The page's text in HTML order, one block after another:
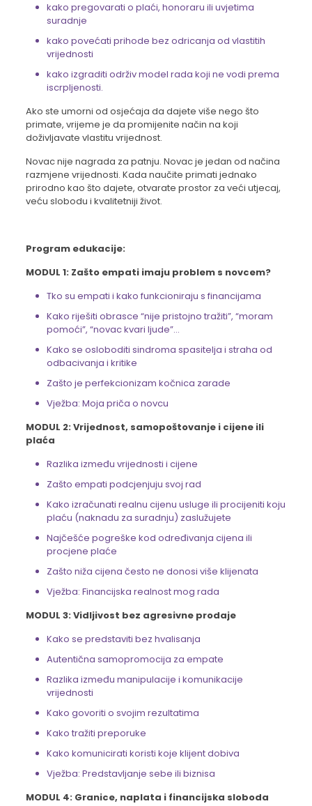
kako pregovarati o plaći, honoraru ili uvjetima
suradnje
kako povećati prihode bez odricanja od vlastitih
vrijednosti
kako izgraditi održiv model rada koji ne vodi prema
iscrpljenosti.
Ako ste umorni od osjećaja da dajete više nego što
primate, vrijeme je da promijenite način na koji
doživljavate vlastitu vrijednost.
Novac nije nagrada za patnju. Novac je jedan od načina
razmjene vrijednosti. Kada naučite primati jednako
prirodno kao što dajete, otvarate prostor za veći utjecaj,
veću slobodu i kvalitetniji život.
Program edukacije:
MODUL 1: Zašto empati imaju problem s novcem?
Tko su empati i kako funkcioniraju s financijama
Kako riješiti obrasce “nije pristojno tražiti”, “moram
pomoći”, “novac kvari ljude”…
Kako se osloboditi sindroma spasitelja i straha od
odbacivanja i kritike
Zašto je perfekcionizam kočnica zarade
Vježba: Moja priča o novcu
MODUL 2: Vrijednost, samopoštovanje i cijene ili
plaća
Razlika između vrijednosti i cijene
Zašto empati podcjenjuju svoj rad
Kako izračunati realnu cijenu usluge ili procijeniti koju
plaću (naknadu za suradnju) zaslužujete
Najčešće pogreške kod određivanja cijena ili
procjene plaće
Zašto niža cijena često ne donosi više klijenata
Vježba: Financijska realnost mog rada
MODUL 3: Vidljivost bez agresivne prodaje
Kako se predstaviti bez hvalisanja
Autentična samopromocija za empate
Razlika između manipulacije i komunikacije
vrijednosti
Kako govoriti o svojim rezultatima
Kako tražiti preporuke
Kako komunicirati koristi koje klijent dobiva
Vježba: Predstavljanje sebe ili biznisa
MODUL 4: Granice, naplata i financijska sloboda